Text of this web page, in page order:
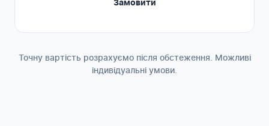
Замовити
Точну вартість розрахуємо після обстеження. Можливі
індивідуальні умови.